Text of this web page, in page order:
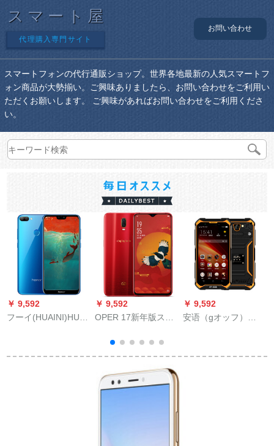
スマート屋
代理購入専門サイト
お問い合わせ
スマートフォンの代行通販ショップ。世界各地最新の人気スマートフ
ォン商品が大勢揃い。ご興味ありましたら、お問い合わせをご利用い
ただくお願いします。 ご興味があればお問い合わせをご利用くださ
い。
￥ 9,592
フーイ(HUAINI)HUA
￥ 9,592
OPER 17新年版スフ
値豪礼】スクリーン
の指紋認識R 17新年
版6 G+12 G
￥ 9,592
安语（gオッフ）
老人スモックを受赏